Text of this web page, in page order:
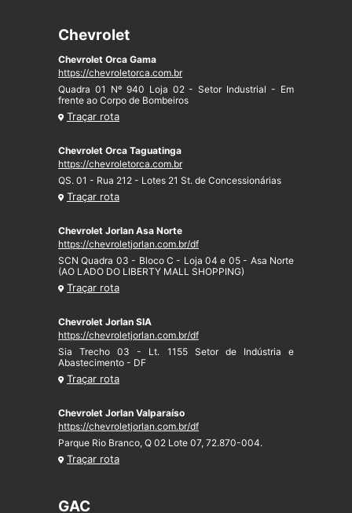
Chevrolet
Chevrolet Orca Gama
https://chevroletorca.com.br
Quadra 01 Nº 940 Loja 02 - Setor Industrial - Em
frente ao Corpo de Bombeiros
Traçar rota
Chevrolet Orca Taguatinga
https://chevroletorca.com.br
QS. 01 - Rua 212 - Lotes 21 St. de Concessionárias
Traçar rota
Chevrolet Jorlan Asa Norte
https://chevroletjorlan.com.br/df
SCN Quadra 03 - Bloco C - Loja 04 e 05 - Asa Norte
(AO LADO DO LIBERTY MALL SHOPPING)
Traçar rota
Chevrolet Jorlan SIA
https://chevroletjorlan.com.br/df
Sia Trecho 03 - Lt. 1155 Setor de Indústria e
Abastecimento - DF
Traçar rota
Chevrolet Jorlan Valparaíso
https://chevroletjorlan.com.br/df
Parque Rio Branco, Q 02 Lote 07, 72.870-004.
Traçar rota
GAC